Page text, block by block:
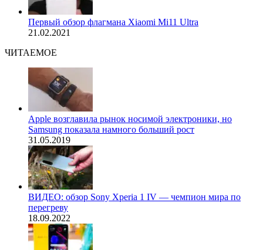
Первый обзор флагмана Xiaomi Mi11 Ultra
21.02.2021
ЧИТАЕМОЕ
Apple возглавила рынок носимой электроники, но
Samsung показала намного больший рост
31.05.2019
ВИДЕО: обзор Sony Xperia 1 IV — чемпион мира по
перегреву
18.09.2022